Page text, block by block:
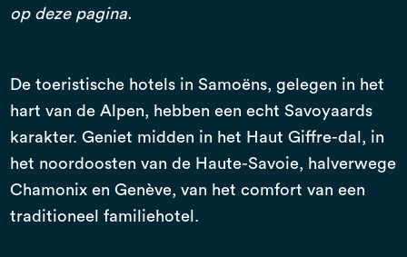
op deze pagina.
De toeristische hotels in Samoëns, gelegen in het
hart van de Alpen, hebben een echt Savoyaards
karakter. Geniet midden in het Haut Giffre-dal, in
het noordoosten van de Haute-Savoie, halverwege
Chamonix en Genève, van het comfort van een
traditioneel familiehotel.